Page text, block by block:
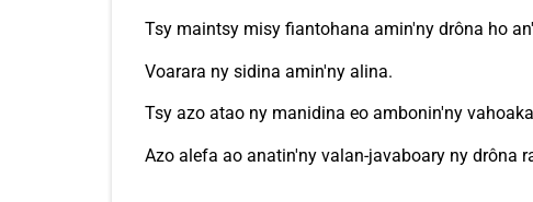
Tsy maintsy misy fiantohana amin'ny drôna ho
Voarara ny sidina amin'ny alina.
Tsy azo atao ny manidina eo ambonin'ny
Azo alefa ao anatin'ny valan-javaboary ny drôna